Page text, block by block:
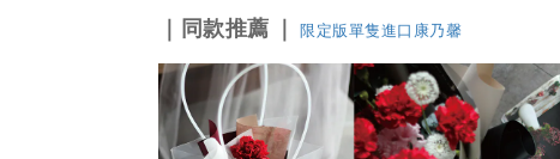
｜ 同款推薦 ｜ 限定版單隻進口康乃馨